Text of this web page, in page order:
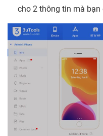
cho 2 thông tin mà bạn